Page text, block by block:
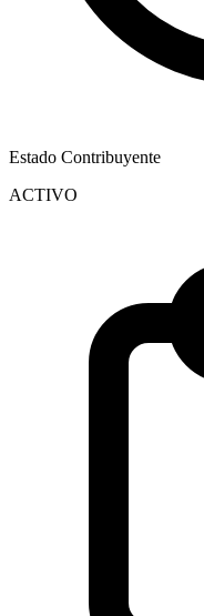
Estado Contribuyente
ACTIVO